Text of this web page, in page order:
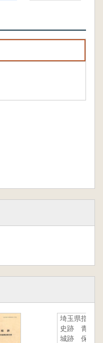
埼玉県指定
史跡 青鳥
城跡 保存